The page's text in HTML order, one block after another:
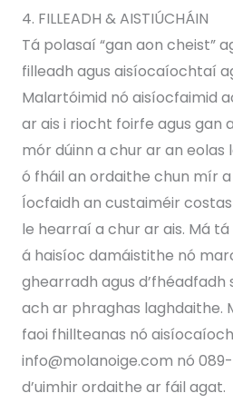
4. FILLEADH & AISTIÚCHÁIN
Tá polasaí “gan aon cheist”
filleadh agus aisíocaíochtaí
Malartóimid nó aisíocfaimid
ar ais i riocht foirfe agus gan
mór dúinn a chur ar an eolas
ó fháil an ordaithe chun mír
Íocfaidh an custaiméir
le hearraí a chur ar ais. Má
á haisíoc damáistithe nó
ghearradh agus
ach ar phraghas laghdaithe.
faoi fhillteanas nó
info@molanoige.com nó
d’uimhir ordaithe ar fáil agat.